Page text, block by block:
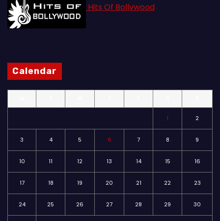
Hits Of Bollywood
Calendar
1 2
3 4 5 6 7 8 9
10 11 12 13 14 15 16
17 18 19 20 21 22 23
24 25 26 27 28 29 30